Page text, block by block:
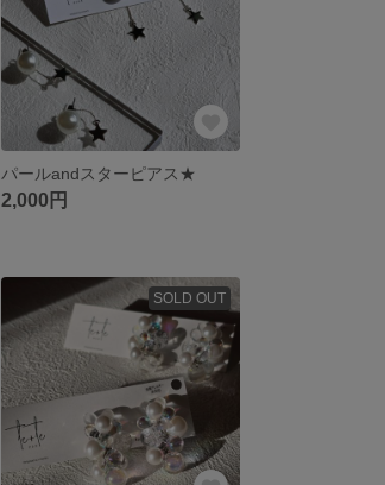
パールandスターピアス★
2,000円
SOLD OUT